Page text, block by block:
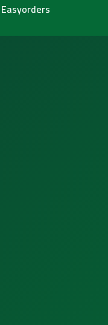
Easyorders